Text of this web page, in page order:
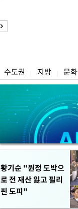
수도권 지방 문화
황기순 "원정 도박으
로 전 재산 잃고 필리
핀 도피"